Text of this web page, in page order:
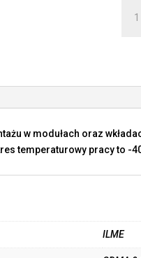
w modułach oraz
temperaturowy pracy to -
ILME